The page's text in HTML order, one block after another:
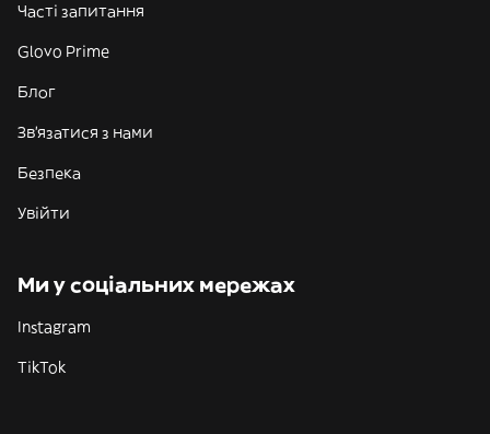
Часті запитання
Glovo Prime
Блог
Зв'язатися з нами
Безпека
Увійти
Ми у соціальних мережах
Instagram
TikTok